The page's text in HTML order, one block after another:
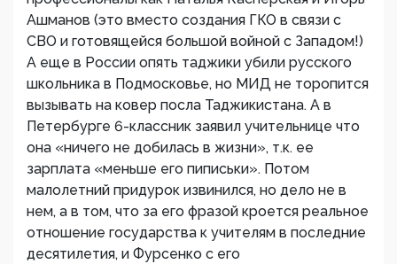
Ашманов (это вместо создания ГКО в связи с
СВО и готовящейся большой войной с Западом!)
А еще в России опять таджики убили русского
школьника в Подмосковье, но МИД не торопится
вызывать на ковер посла Таджикистана. А в
Петербурге 6-классник заявил учительнице что
она «ничего не добилась в жизни», т.к. ее
зарплата «меньше его пиписьки». Потом
малолетний придурок извинился, но дело не в
нем, а в том, что за его фразой кроется реальное
отношение государства к учителям в последние
десятилетия, и Фурсенко с его